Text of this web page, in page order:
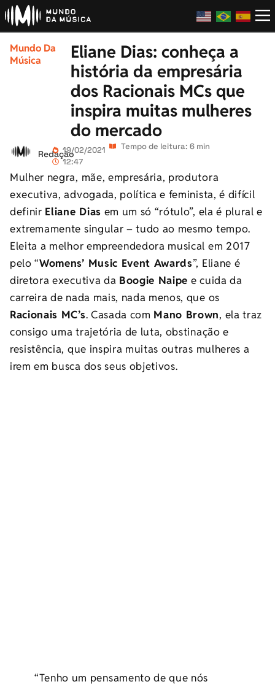
Mundo Da
Música
Eliane Dias: conheça a
história da empresária
dos Racionais MCs que
inspira muitas mulheres
do mercado
Redação19/02/2021
12:47
Tempo de leitura: 6 min
Mulher negra, mãe, empresária, produtora
executiva, advogada, política e feminista, é difícil
definir Eliane Dias em um só “rótulo”, ela é plural e
extremamente singular – tudo ao mesmo tempo.
Eleita a melhor empreendedora musical em 2017
pelo “Womens’ Music Event Awards”, Eliane é
diretora executiva da Boogie Naipe e cuida da
carreira de nada mais, nada menos, que os
Racionais MC’s. Casada com Mano Brown, ela traz
consigo uma trajetória de luta, obstinação e
resistência, que inspira muitas outras mulheres a
irem em busca dos seus objetivos.
“Tenho um pensamento de que nós